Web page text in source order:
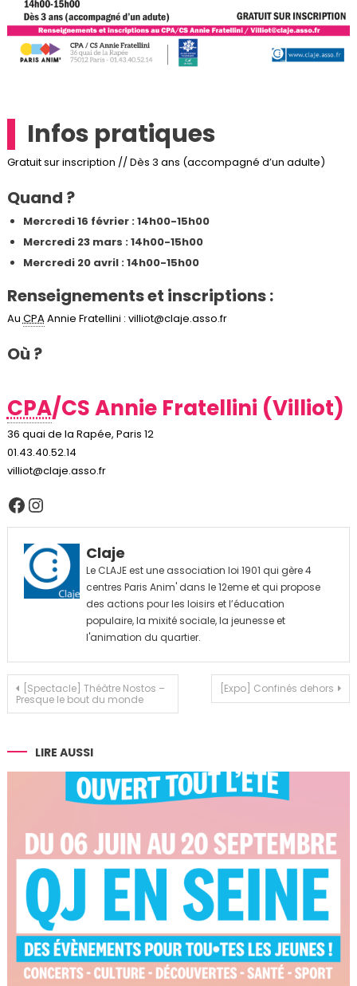
Infos pratiques
Gratuit sur inscription // Dès 3 ans (accompagné d’un adulte)
Quand ?
Mercredi 16 février : 14h00-15h00
Mercredi 23 mars : 14h00-15h00
Mercredi 20 avril : 14h00-15h00
Renseignements et inscriptions :
Au CPAAnnie Fratellini : villiot@claje.asso.fr
Où ?
CPA/CS Annie Fratellini (Villiot)
36 quai de la Rapée, Paris 12
01.43.40.52.14
villiot@claje.asso.fr
Facebook
Instagram
Claje
Le CLAJE est une association loi 1901 qui gère 4
centres Paris Anim' dans le 12eme et qui propose
des actions pour les loisirs et l’éducation
populaire, la mixité sociale, la jeunesse et
l'animation du quartier.
Navigation
de
l’article
[Spectacle] Théâtre Nostos –
Presque le bout du monde
[Expo] Confinés dehors
LIRE AUSSI